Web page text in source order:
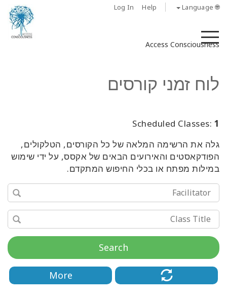
Log In Help 🌐 Language
Access Consciousness
לוח זמני קורסים
Scheduled Classes: 1
גלה את הרשימה המלאה של כל הקורסים, הטלקולים,
הפודקאסטים והאירועים הבאים של אקסס, על ידי שימוש
במילות מפתח או בכלי החיפוש המתקדם.
Search
More